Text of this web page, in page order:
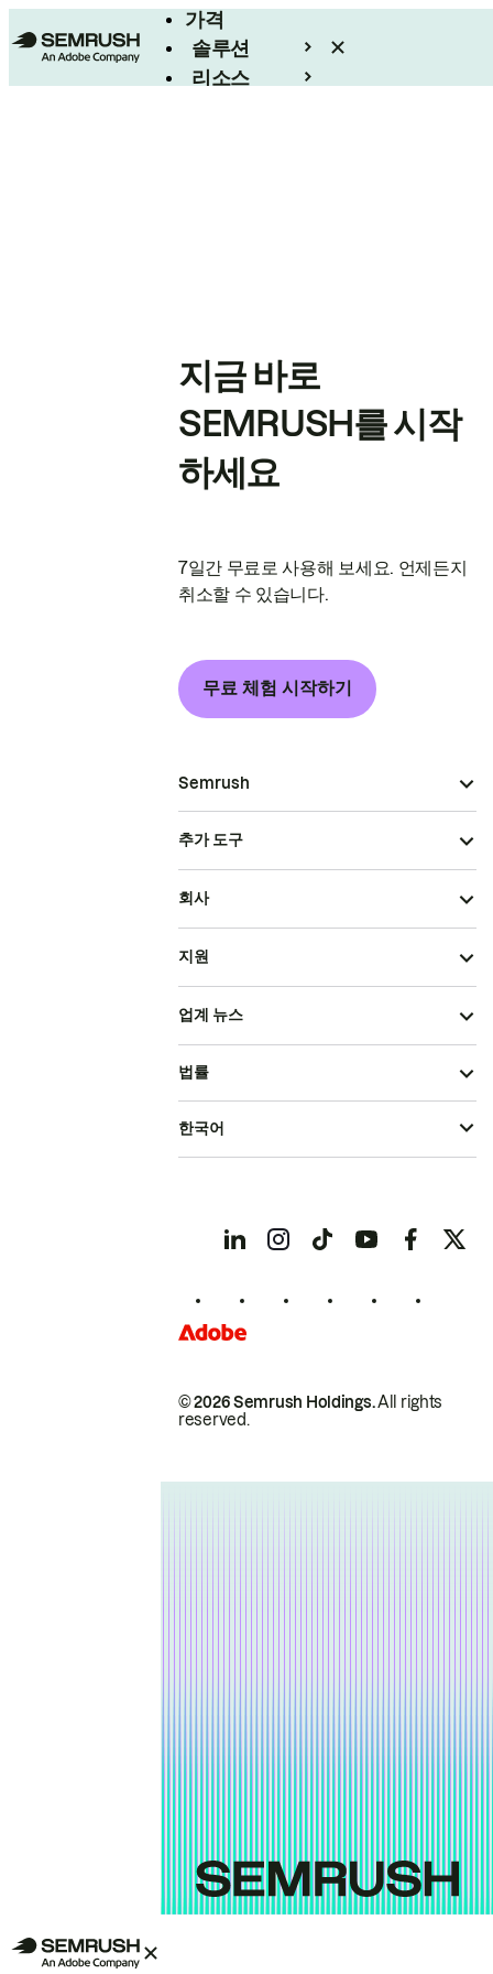
가격
솔루션
리소스
지금 바로
SEMRUSH를 시작
하세요
7일간 무료로 사용해 보세요. 언제든지
취소할 수 있습니다.
무료 체험 시작하기
Semrush
추가 도구
회사
지원
업계 뉴스
© 2026 Semrush Holdings.All rights
reserved.
법률
한국어